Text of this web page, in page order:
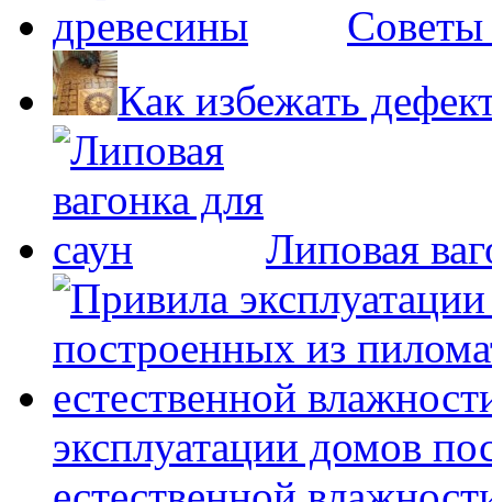
Как избежать
Липовая
эксплуатации домов